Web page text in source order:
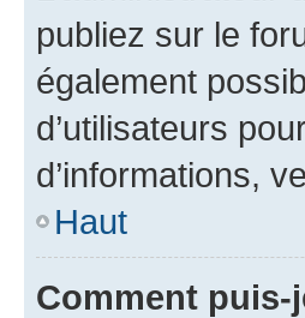
publiez sur le
également
d’utilisateurs
d’informations,
Haut
Comment puis-